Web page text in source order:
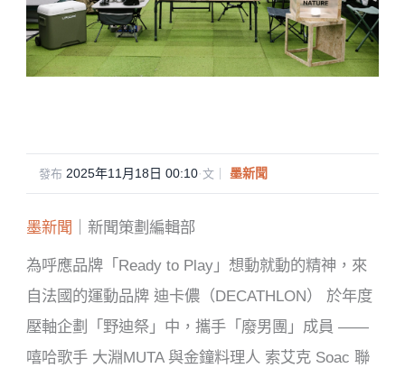
發布 2025年11月18日 00:10·文｜ 墨新聞
墨新聞 ｜新聞策劃編輯部
為呼應品牌「 Ready to Play 」想動就動的精神，來
自法國的運動品牌 迪卡儂 （DECATHLON）
於年度
壓軸企劃「野迪祭」中，攜手「廢男團」成員 ——
嘻哈歌手 大淵MUTA 與金鐘料理人 索艾克 Soac 聯